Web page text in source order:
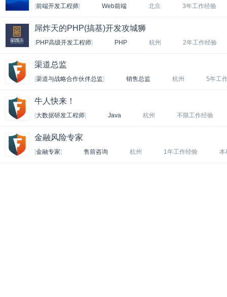
[前端开发工程师] Web前端 北京 3年工作经验
屌炸天的PHP(搞基)开发攻城狮
[PHP高级开发工程师] PHP 杭州 2年工作经验
渠道总监
[渠道与战略合作伙伴总监] 销售总监 杭州 5年工
牛人快来！
[大数据研发工程师] Java 杭州 不限工作经验
金融风险专家
[金融专家] 售前咨询 杭州 1年工作经验 本